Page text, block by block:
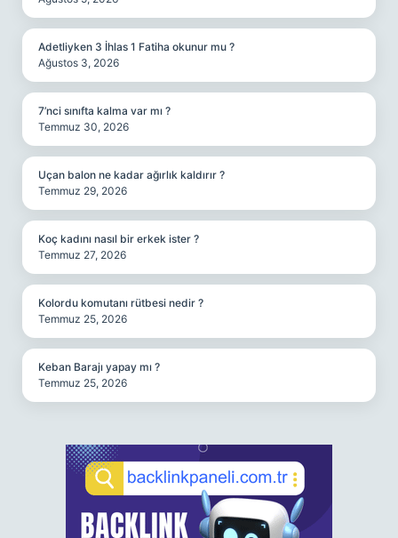
Adetliyken 3 İhlas 1 Fatiha okunur mu ?
Ağustos 3, 2026
7’nci sınıfta kalma var mı ?
Temmuz 30, 2026
Uçan balon ne kadar ağırlık kaldırır ?
Temmuz 29, 2026
Koç kadını nasıl bir erkek ister ?
Temmuz 27, 2026
Kolordu komutanı rütbesi nedir ?
Temmuz 25, 2026
Keban Barajı yapay mı ?
Temmuz 25, 2026